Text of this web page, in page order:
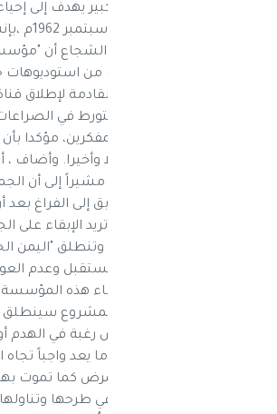
أولى لعمل مؤسسي إعلامي كبير يهدف إلى
الثوار
إسمها. وذكر الدكتور عادل الشجاع أن
الأيام القليلة القادمة ،وستبث من
يجري الإعداد خلال الفترة القادمة لإطلاق
اليمن الجمهوري" لن تتورط في
والسياسيين والأدباء والمفكرين،
بل ستمثل اليمن أولا وأخيرا. وأضاف ،
أن تعيد الإمامة من جديد، مشيراً إلى أن
من قبل مشاريع تتسابق إلى الفراغ
" مؤسسة اليمن الجمهوري تريد الإبقاء على
والزوابع التي تتعرض لها، وتنطلق
شريطة الذهاب نحو المستقبل وعدم
أسرة". ولفت إلى أن الدافع لإنشاء هذه
والجمهورية، مبيناً أن هذا المشروع
الغوص في فترة الإمامة ليس رغبة في الهدم
أن تسليط الضوء على الجمهورية
كان اليمني يموت على فراش المرض كما تموت
والوثائق والشهادات في طرحها وتناولها